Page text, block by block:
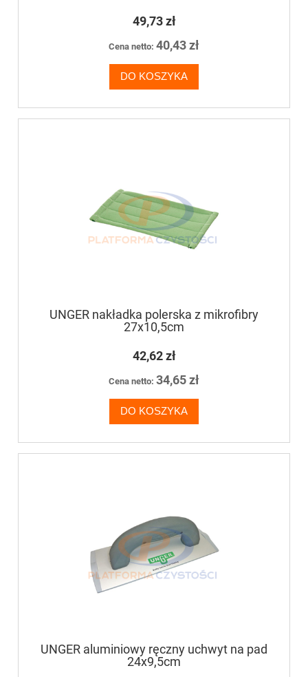
49,73 zł
Cena netto: 40,43 zł
DO KOSZYKA
UNGER nakładka polerska z mikrofibry
27x10,5cm
42,62 zł
Cena netto: 34,65 zł
DO KOSZYKA
UNGER aluminiowy ręczny uchwyt na pad
24x9,5cm